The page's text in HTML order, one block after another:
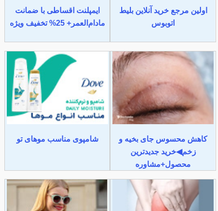
اولین مرجع خرید آنلاین بلیط
اتوبوس
ایمپلنت اقساطی با ضمانت
مادام‌العمر+ 25% تخفیف ویژه
کاهش محسوس جای بخیه و
زخم◀خرید جدیدترین
محصول+مشاوره
شامپوی مناسب موهای تو